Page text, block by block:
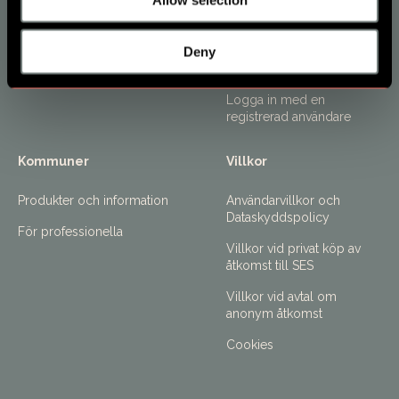
Deny
Kontakta oss
nyhetsbrev
Vuxen
Åtkomst med kod
Logga in med en
registrerad användare
Kommuner
Produkter och information
För professionella
Villkor
Användarvillkor och
Dataskyddspolicy
Villkor vid privat köp av
åtkomst till SES
Villkor vid avtal om
anonym åtkomst
Cookies